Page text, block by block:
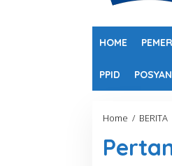
HOME
PPID
Home / BERITA
r